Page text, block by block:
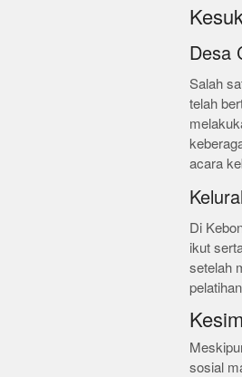
Desa
Salah
telah
acara
Di
ikut
setelah
sosial